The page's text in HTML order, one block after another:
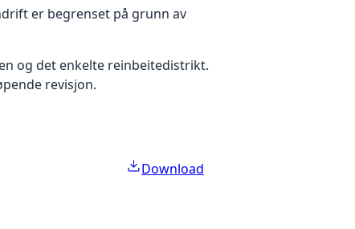
er begrenset på grunn av
og det enkelte reinbeitedistrikt.
revisjon.
Download